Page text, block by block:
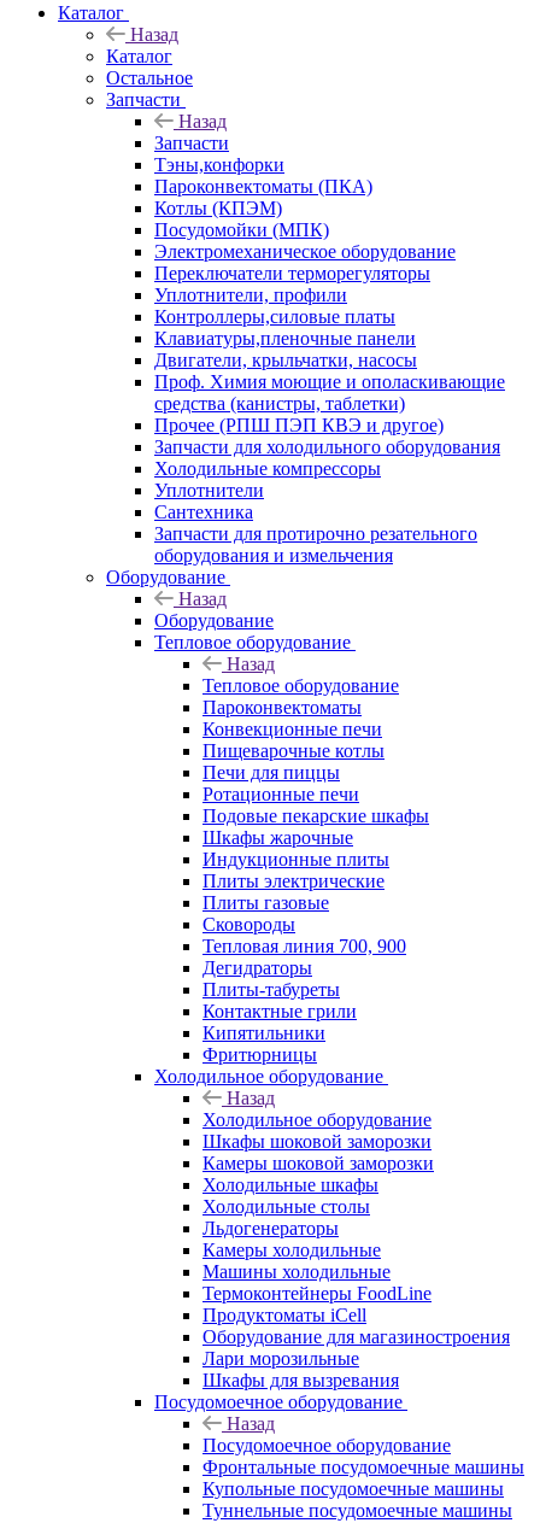
Каталог
Назад
Каталог
Остальное
Запчасти
Назад
Запчасти
Тэны,конфорки
Пароконвектоматы (ПКА)
Котлы (КПЭМ)
Посудомойки (МПК)
Электромеханическое оборудование
Переключатели терморегуляторы
Уплотнители, профили
Контроллеры,силовые платы
Клавиатуры,пленочные панели
Двигатели, крыльчатки, насосы
Проф. Химия моющие и ополаскивающие
средства (канистры, таблетки)
Прочее (РПШ ПЭП КВЭ и другое)
Запчасти для холодильного оборудования
Холодильные компрессоры
Уплотнители
Сантехника
Запчасти для протирочно резательного
оборудования и измельчения
Оборудование
Назад
Оборудование
Тепловое оборудование
Назад
Тепловое оборудование
Пароконвектоматы
Конвекционные печи
Пищеварочные котлы
Печи для пиццы
Ротационные печи
Подовые пекарские шкафы
Шкафы жарочные
Индукционные плиты
Плиты электрические
Плиты газовые
Сковороды
Тепловая линия 700, 900
Дегидраторы
Плиты-табуреты
Контактные грили
Кипятильники
Фритюрницы
Холодильное оборудование
Назад
Холодильное оборудование
Шкафы шоковой заморозки
Камеры шоковой заморозки
Холодильные шкафы
Холодильные столы
Льдогенераторы
Камеры холодильные
Машины холодильные
Термоконтейнеры FoodLine
Продуктоматы iCell
Оборудование для магазиностроения
Лари морозильные
Шкафы для вызревания
Посудомоечное оборудование
Назад
Посудомоечное оборудование
Фронтальные посудомоечные машины
Купольные посудомоечные машины
Туннельные посудомоечные машины